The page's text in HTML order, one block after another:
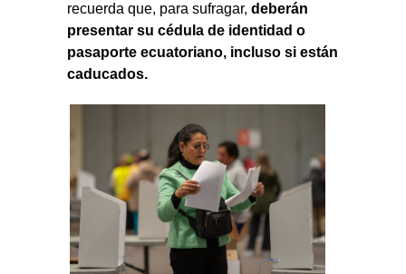
recuerda que, para sufragar, deberán
presentar su cédula de identidad o
pasaporte ecuatoriano, incluso si están
caducados.